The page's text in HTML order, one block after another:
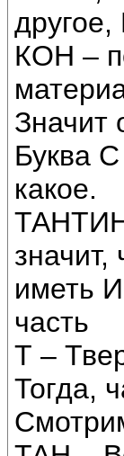
КОН –
Значит
Буква
какое.
ТАНТИН
иметь
часть
Т –
Тогда,